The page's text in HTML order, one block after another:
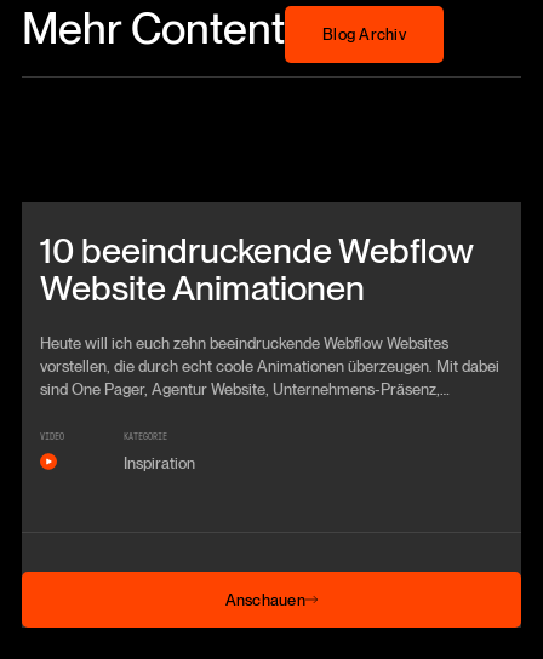
Mehr Content Blog Archiv
Blog Archiv
10 beeindruckende Webflow
Website Animationen
Heute will ich euch zehn beeindruckende Webflow Websites
vorstellen, die durch echt coole Animationen überzeugen. Mit dabei
sind One Pager, Agentur Website, Unternehmens-Präsenz,
VIDEO KATEGORIE
Inspiration
Anschauen
Anschauen